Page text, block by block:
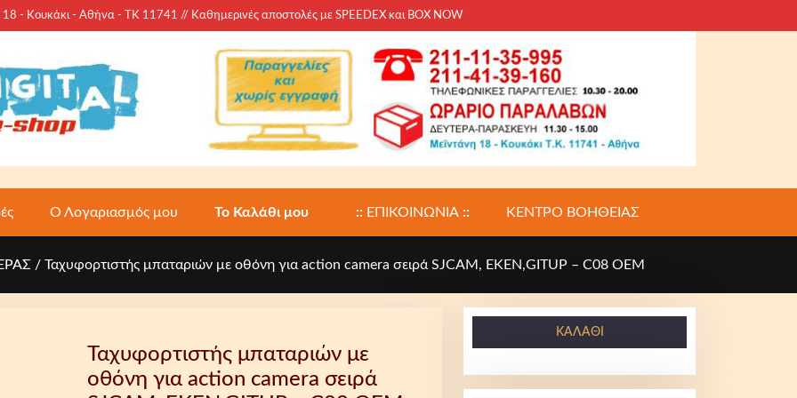
- Αθήνα - ΤΚ 11741 // Καθημερινές αποστολές με SPEEDEX και BOX NOW
Ο Λογαριασμός μου Το Καλάθι μου ::ΕΠΙΚΟΙΝΩΝΙΑ :: ΚΕΝΤΡΟ ΒΟΗΘΕΙΑΣ
/ Ταχυφορτιστής μπαταριών με οθόνη για action camera σειρά SJCAM, EKEN,GITUP – C08 OEM
Ταχυφορτιστής μπαταριών με
οθόνη για action camera σειρά
ΚΑΛΆΘΙ